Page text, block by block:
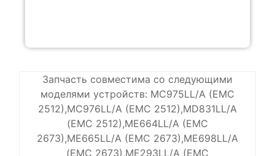
Запчасть совместима со следующими
моделями устройств: MC975LL/A (EMC
2512),MC976LL/A (EMC 2512),MD831LL/A
(EMC 2512),ME664LL/A (EMC
2673),ME665LL/A (EMC 2673),ME698LL/A
(EMC 2673),ME293LL/A (EMC